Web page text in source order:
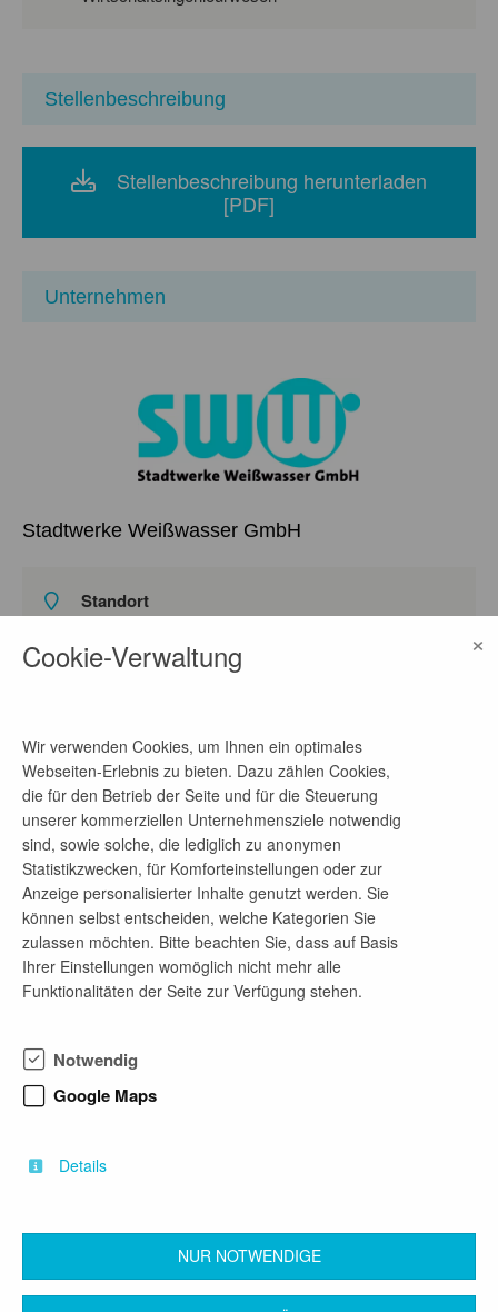
Stellenbeschreibung
Stellenbeschreibung herunterladen
[PDF]
Unternehmen
Stadtwerke Weißwasser GmbH
Standort
Sachsen, Deutschland
auf Google Maps ansehen
Link
Ansprechpartner
Fanny Mlinzk
Telefon-Nr.
03576266214
E-Mail-Adresse
Firmenprofil
Dein zuverlässiger Energieversorger für Strom,
zurück
Cookie-Verwaltung ×
Wir verwenden Cookies, um Ihnen ein optimales
Webseiten-Erlebnis zu bieten. Dazu zählen Cookies,
die für den Betrieb der Seite und für die Steuerung
unserer kommerziellen Unternehmensziele notwendig
sind, sowie solche, die lediglich zu anonymen
Statistikzwecken, für Komforteinstellungen oder zur
Anzeige personalisierter Inhalte genutzt werden. Sie
können selbst entscheiden, welche Kategorien Sie
zulassen möchten. Bitte beachten Sie, dass auf Basis
Ihrer Einstellungen womöglich nicht mehr alle
Funktionalitäten der Seite zur Verfügung stehen.
Notwendig
Google Maps
Details
NUR NOTWENDIGE